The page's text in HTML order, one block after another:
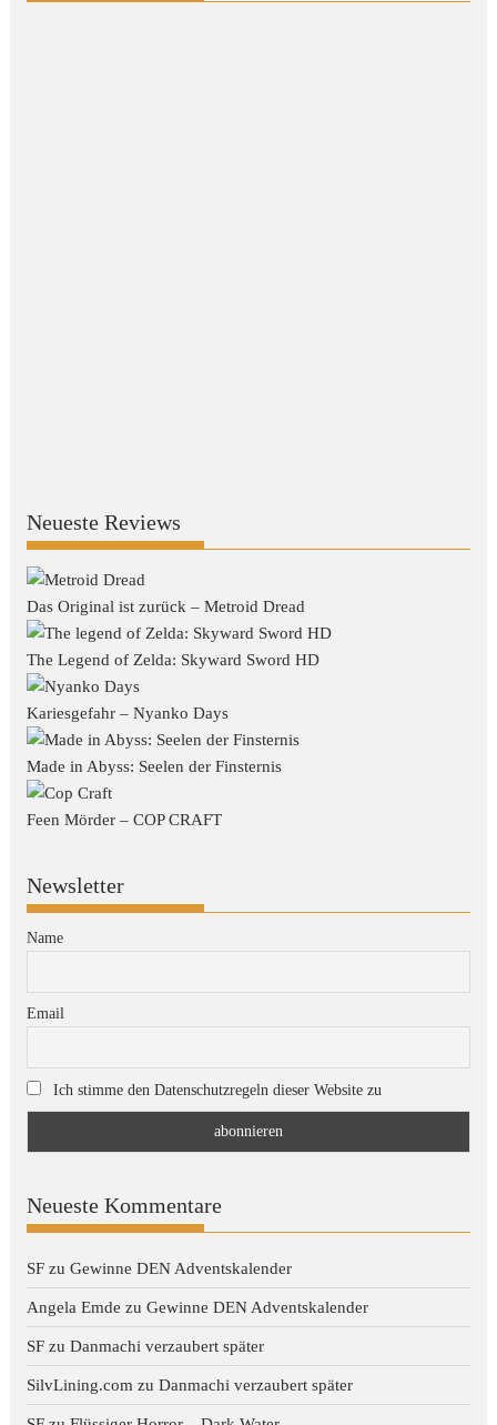
Neueste Reviews
Das Original ist zurück – Metroid Dread
The Legend of Zelda: Skyward Sword HD
Kariesgefahr – Nyanko Days
Made in Abyss: Seelen der Finsternis
Feen Mörder – COP CRAFT
Newsletter
Name
Email
Ich stimme den Datenschutzregeln dieser Website zu
Neueste Kommentare
SF zuGewinne DEN Adventskalender
Angela Emde zuGewinne DEN Adventskalender
SF zuDanmachi verzaubert später
SilvLining.com zuDanmachi verzaubert später